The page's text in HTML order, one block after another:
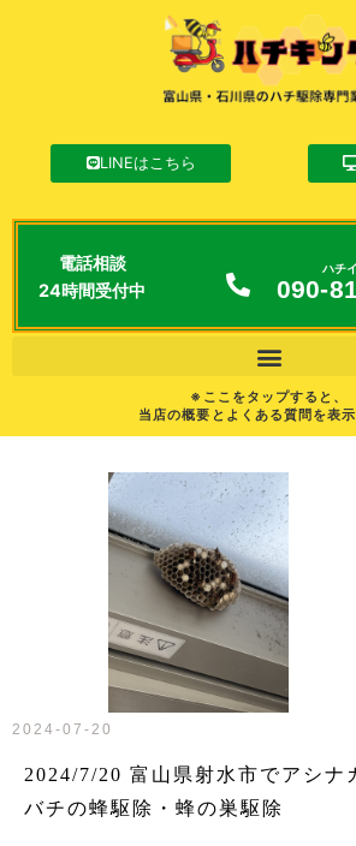
LINEはこちら
電話相談
24時間受付中
090-
ハチ
※ここをタップすると、
当店の概要とよくある質問を表
2024-07-20
2024/7/20 富山県射水市でアシナ
バチの蜂駆除・蜂の巣駆除